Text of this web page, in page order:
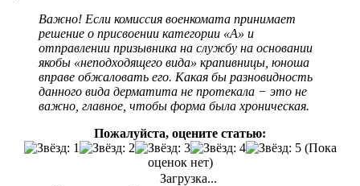
Важно! Если комиссия военкомата принимает
решение о присвоении категории «А» и
отправлении призывника на службу на основании
якобы «неподходящего вида» крапивницы, юноша
вправе обжаловать его. Какая бы разновидность
данного вида дерматита не протекала − это не
важно, главное, чтобы форма была хроническая.
Пожалуйста, оцените статью:
(Пока
оценок нет)
Загрузка...